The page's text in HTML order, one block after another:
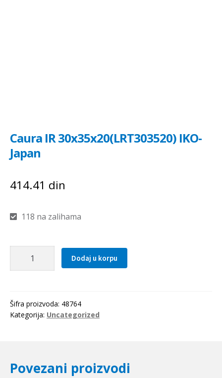
Caura IR 30x35x20(LRT303520) IKO-
Japan
414.41 din
118 na zalihama
Japan
količina
Dodaj u korpu
Šifra proizvoda: 48764
Kategorija: Uncategorized
Povezani proizvodi